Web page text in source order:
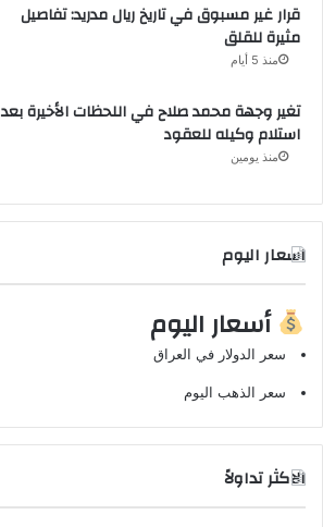
قرار غير مسبوق في تاريخ ريال مدريد: تفاصيل
مثيرة للقلق
منذ 5 أيام
تغير وجهة محمد صلاح في اللحظات الأخيرة بعد
استلام وكيله للعقود
منذ يومين
اسعار اليوم
أسعار اليوم
سعر الدولار في العراق
سعر الذهب اليوم
الاكثر تداولاً